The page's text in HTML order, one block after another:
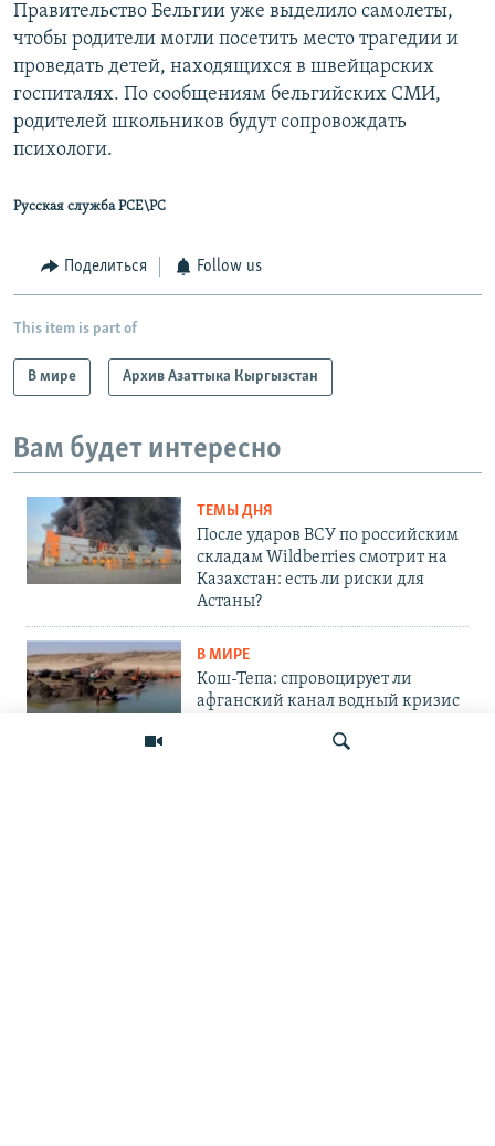
Правительство Бельгии уже выделило самолеты,
чтобы родители могли посетить место трагедии и
проведать детей, находящихся в швейцарских
госпиталях. По сообщениям бельгийских СМИ,
родителей школьников будут сопровождать
психологи.
Русская служба РСЕ\РС
Поделиться Follow us
This item is part of
В мире Архив Азаттыка Кыргызстан
Вам будет интересно
ТЕМЫ ДНЯ
После ударов ВСУ по российским
складам Wildberries смотрит на
Казахстан: есть ли риски для
Астаны?
В МИРЕ
Кош-Тепа: спровоцирует ли
афганский канал водный кризис